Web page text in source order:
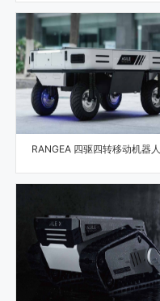
RANGEA 四驱四转移动机器人